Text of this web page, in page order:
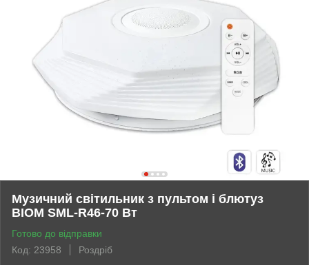
Музичний світильник з пультом і блютуз
BIOM SML-R46-70 Вт
Готово до відправки
Код: 23958
Роздріб